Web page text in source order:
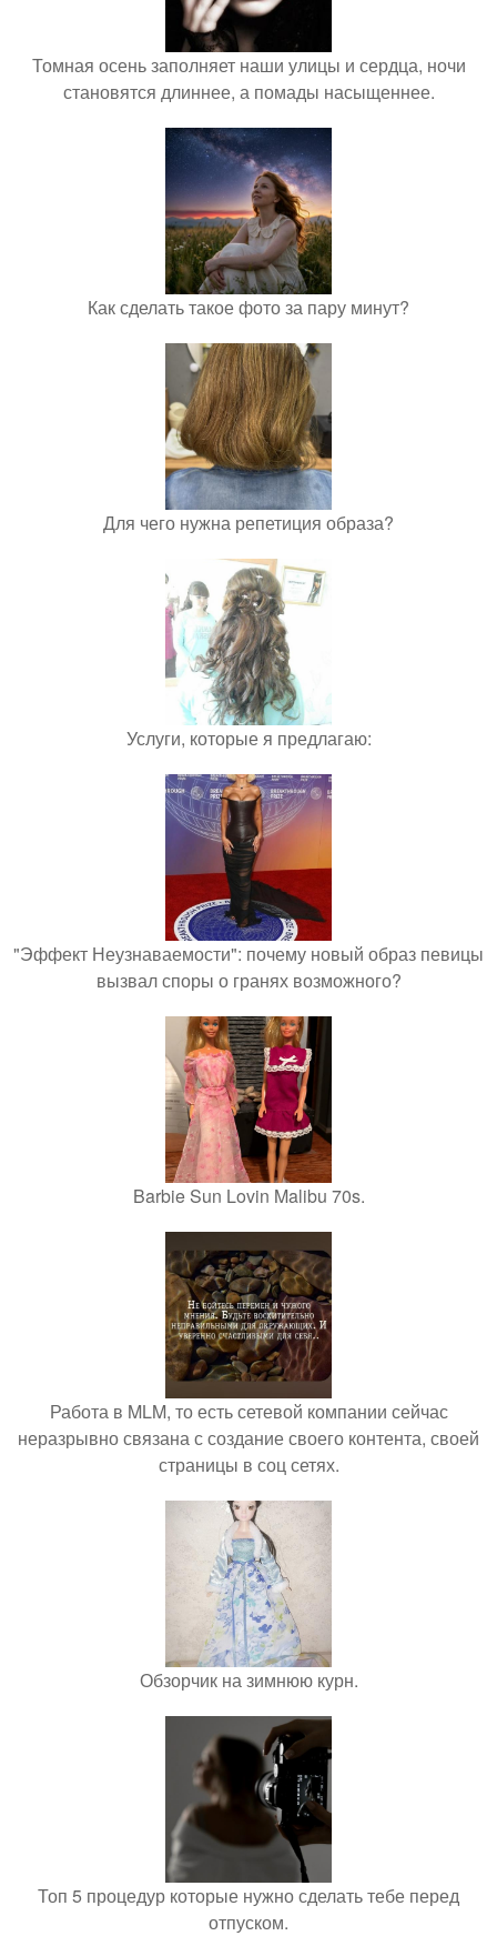
Томная осень заполняет наши улицы и сердца, ночи
становятся длиннее, а помады насыщеннее.
Как сделать такое фото за пару минут?
Для чего нужна репетиция образа?
Услуги, которые я предлагаю:
"Эффект Неузнаваемости": почему новый образ певицы
вызвал споры о гранях возможного?
Barbie Sun Lovin Malibu 70s.
Работа в MLM, то есть сетевой компании сейчас
неразрывно связана с создание своего контента, своей
страницы в соц сетях.
Обзорчик на зимнюю курн.
Топ 5 процедур которые нужно сделать тебе перед
отпуском.